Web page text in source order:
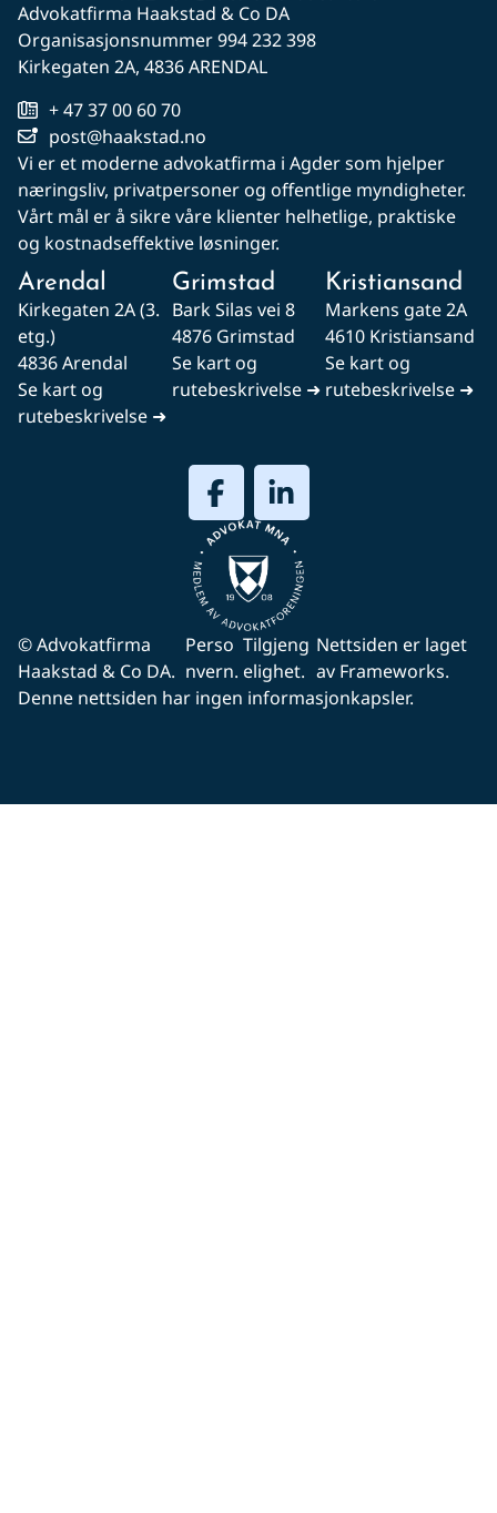
Advokatfirma Haakstad & Co DA
Organisasjonsnummer 994 232 398
Kirkegaten 2A, 4836 ARENDAL
+ 47 37 00 60 70
post@haakstad.no
Vi er et moderne advokatfirma i Agder som hjelper
næringsliv, privatpersoner og offentlige myndigheter.
Vårt mål er å sikre våre klienter helhetlige, praktiske
og kostnadseffektive løsninger.
Arendal
Kirkegaten 2A (3.
etg.)
4836 Arendal
Se kart og
rutebeskrivelse ➜
Grimstad
Bark Silas vei 8
4876 Grimstad
Se kart og
rutebeskrivelse ➜
Kristiansand
Markens gate 2A
4610 Kristiansand
Se kart og
rutebeskrivelse ➜
© Advokatfirma
Haakstad & Co DA.
Perso
nvern.
Tilgjeng
elighet.
Nettsiden er laget
av Frameworks.
Denne nettsiden har ingen informasjonkapsler.